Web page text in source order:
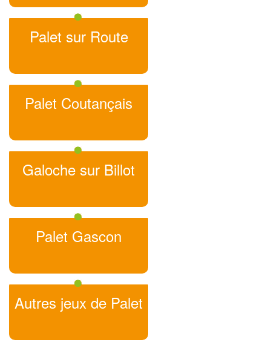
Palet sur Route
Palet Coutançais
Galoche sur Billot
Palet Gascon
Autres jeux de Palet